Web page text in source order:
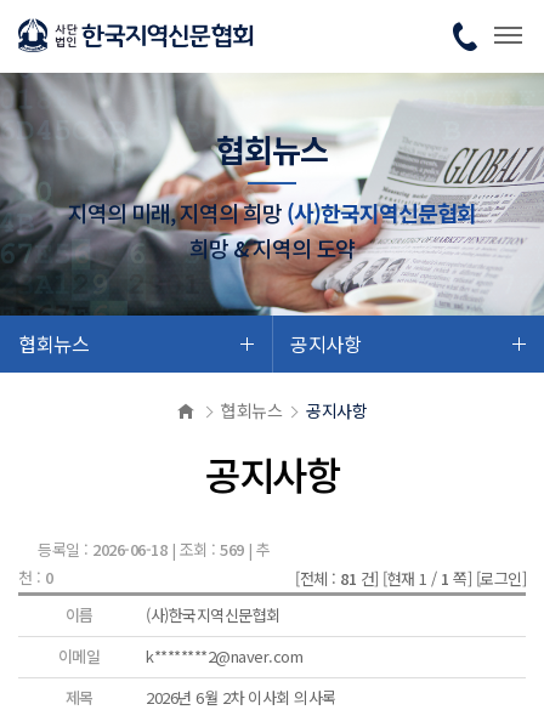
협회뉴스
지역의 미래, 지역의 희망(사)한국지역신문협회
희망 & 지역의 도약
협회뉴스 공지사항
협회뉴스 공지사항
공지사항
등록일 : 2026-06-18| 조회 : 569| 추
천 : 0 [전체 : 81 건] [현재 1 / 1 쪽] [로그인]
이름
(사)한국지역신문협회
이메일
k********2@naver.com
제목
2026년 6월 2차 이사회 의사록